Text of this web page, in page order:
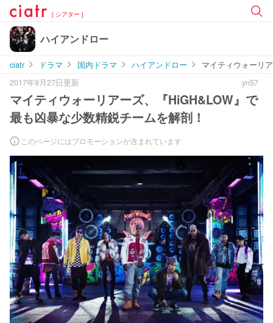
[ シアター ]
ハイアンドロー
ciatr ドラマ 国内ドラマ ハイアンドロー
マイティウォーリ
2017年9月27日更新
yn57
マイティウォーリアーズ、『HiGH&LOW』で
最も凶暴な少数精鋭チームを解剖！
このページにはプロモーションが含まれています